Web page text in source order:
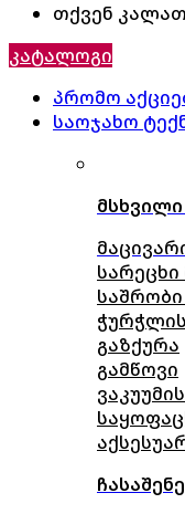
თქვენ
კატალოგი
პრომო
საოჯახო
სარეცხი
საშრობი
გაზქურა
გამწოვი